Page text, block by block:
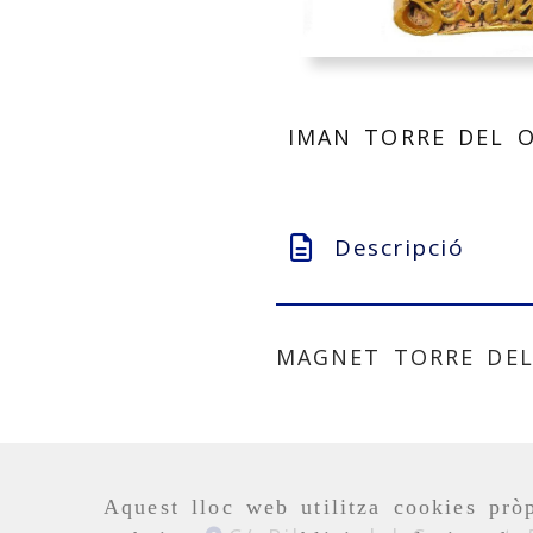
Aquest lloc web utilitza cookies
IMAN TORRE DEL
Descripció
MAGNET TORRE